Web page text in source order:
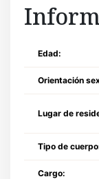
Edad:
Orientación
Lugar de
Tipo de
Cargo: